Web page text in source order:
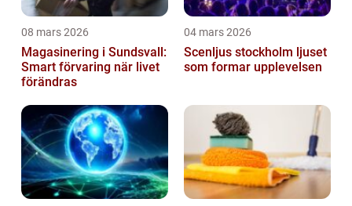
08 mars 2026
Magasinering i Sundsvall:
Smart förvaring när livet
förändras
04 mars 2026
Scenljus stockholm ljuset
som formar upplevelsen